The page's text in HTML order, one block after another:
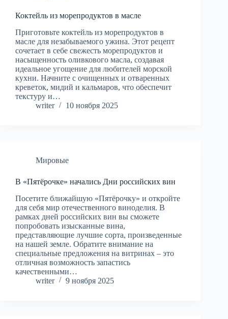
Коктейль из морепродуктов в масле
Приготовьте коктейль из морепродуктов в
масле для незабываемого ужина. Этот рецепт
сочетает в себе свежесть морепродуктов и
насыщенность оливкового масла, создавая
идеальное угощение для любителей морской
кухни. Начните с очищенных и отваренных
креветок, мидий и кальмаров, что обеспечит
текстуру и…
writer
10 ноября 2025
Мировые
В «Пятёрочке» начались Дни российских вин
Посетите ближайшую «Пятёрочку» и откройте
для себя мир отечественного виноделия. В
рамках дней российских вин вы сможете
попробовать изысканные вина,
представляющие лучшие сорта, произведенные
на нашей земле. Обратите внимание на
специальные предложения на витринах – это
отличная возможность запастись
качественными…
writer
9 ноября 2025